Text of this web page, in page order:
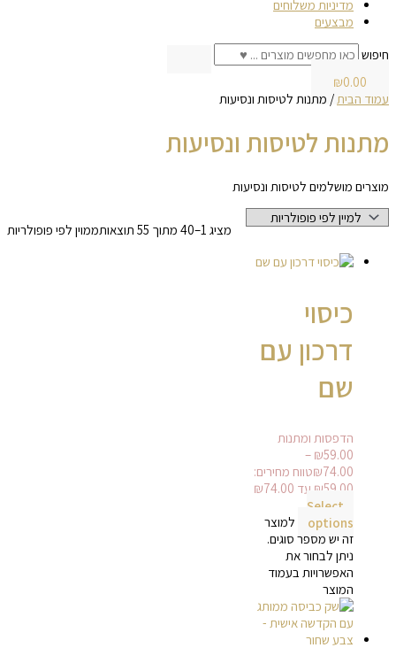
מדיניות משלוחים
מבצעים
חיפוש
₪0.00
עמוד הבית/ מתנות לטיסות ונסיעות
מתנות לטיסות ונסיעות
מוצרים מושלמים לטיסות ונסיעות
מציג 1–40 מתוך 55 תוצאות ממוין לפי פופולריות
כיסוי
דרכון עם
שם
הדפסות ומתנות
₪59.00
–
₪74.00
טווח מחירים:
Select
options
למוצר
זה יש מספר סוגים.
ניתן לבחור את
האפשרויות בעמוד
המוצר